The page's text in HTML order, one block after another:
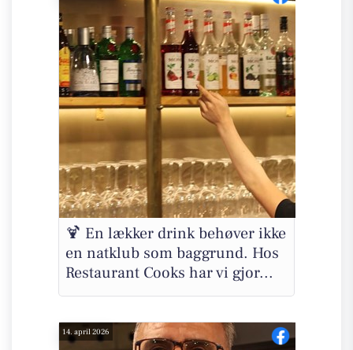
🍹 En lækker drink behøver ikke
en natklub som baggrund. Hos
Restaurant Cooks har vi gjor...
14. april 2026